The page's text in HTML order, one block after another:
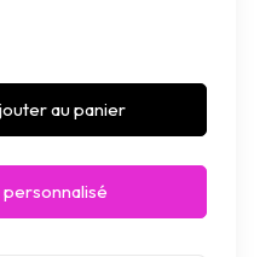
au panier